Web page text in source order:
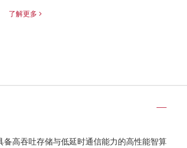
了解更多
高吞吐存储与低延时通信能力的高性能智算